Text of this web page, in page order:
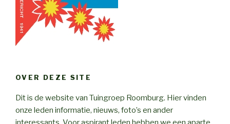
OVER DEZE SITE
Dit is de website van Tuingroep Roomburg. Hier vinden
onze leden informatie, nieuws, foto’s en ander